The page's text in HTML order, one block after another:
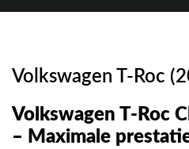
Volkswagen T-Roc
Volkswagen T-Roc
– Maximale